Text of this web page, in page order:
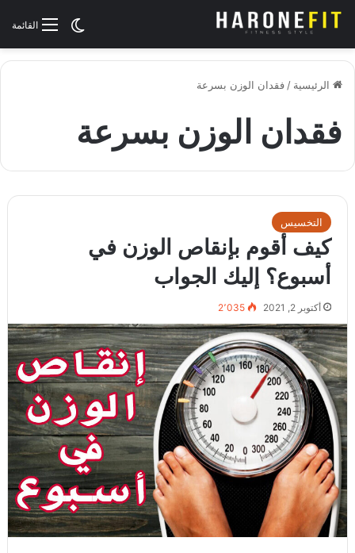
القائمةالوضع
الرئيسية / فقدان الوزن بسرعة
فقدان الوزن بسرعة
التخسيس
كيف أقوم بإنقاص الوزن في
أسبوع؟ إليك الجواب
أكتوبر 2, 2021 2٬035